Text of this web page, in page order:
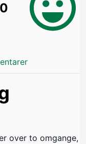
over to omgange,